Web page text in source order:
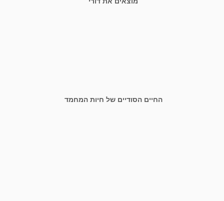
החיים הסודיים של חיות המחמד